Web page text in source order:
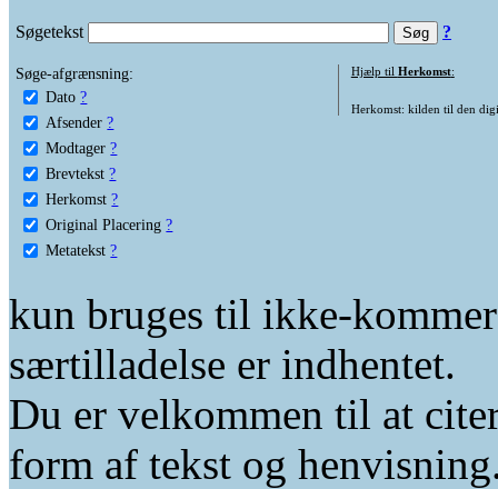
Søgetekst ?
Søge-afgrænsning:
Dato ?
Afsender ?
Modtager ?
Brevtekst ?
Herkomst ?
Original Placering ?
Metatekst ?
Hjælp til Herkomst:
Herkomst: kilden til den
kun bruges til ikke-
særtilladelse er indhentet.
Du er velkommen til at
form af tekst og